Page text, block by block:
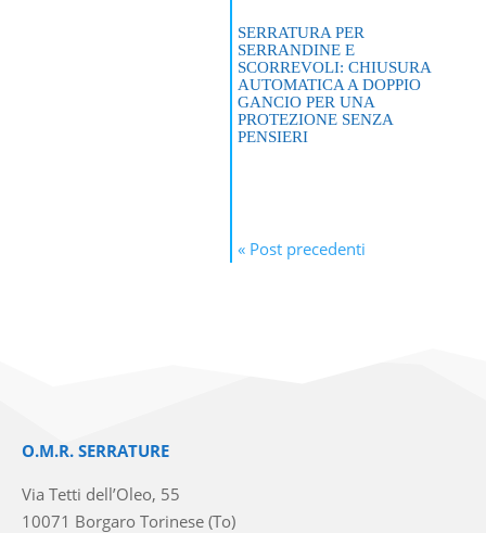
SERRATURA PER
SERRANDINE E
SCORREVOLI: CHIUSURA
AUTOMATICA A DOPPIO
GANCIO PER UNA
PROTEZIONE SENZA
PENSIERI
« Post precedenti
O.M.R. SERRATURE
Via Tetti dell’Oleo, 55
10071 Borgaro Torinese (To)